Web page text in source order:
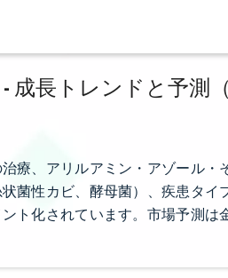
成長トレンドと予測
療、アリルアミン・アゾール・
菌性カビ、酵母菌）、疾患タイ
ト化されています。市場予測は